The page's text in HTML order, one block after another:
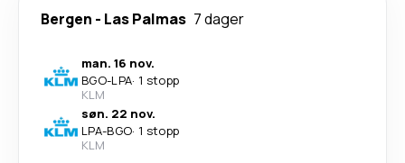
Bergen - Las Palmas 7 dager
man. 16 nov.
BGO-LPA· 1 stopp
KLM
søn. 22 nov.
LPA-BGO· 1 stopp
KLM